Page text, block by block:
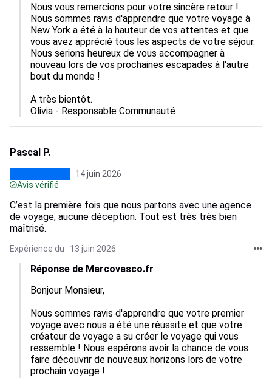
Nous vous remercions pour votre sincère retour !
Nous sommes ravis d'apprendre que votre voyage à
New York a été à la hauteur de vos attentes et que
vous avez apprécié tous les aspects de votre séjour.
Nous serions heureux de vous accompagner à
nouveau lors de vos prochaines escapades à l'autre
bout du monde !
A très bientôt.
Olivia - Responsable Communauté
Pascal P.
14 juin 2026
Avis vérifié
C’est la première fois que nous partons avec une agence
de voyage, aucune déception. Tout est très très bien
maîtrisé.
Expérience du : 13 juin 2026
Réponse de Marcovasco.fr
Bonjour Monsieur,
Nous sommes ravis d'apprendre que votre premier
voyage avec nous a été une réussite et que votre
créateur de voyage a su créer le voyage qui vous
ressemble ! Nous espérons avoir la chance de vous
faire découvrir de nouveaux horizons lors de votre
prochain voyage !